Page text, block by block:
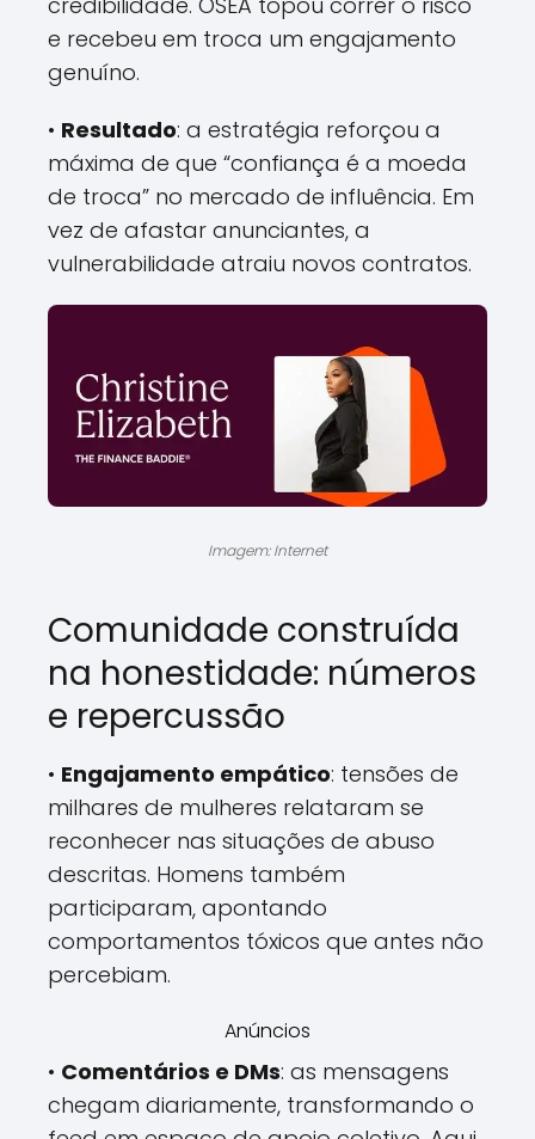
e recebeu em troca um engajamento
genuíno.
• Resultado: a estratégia reforçou a
máxima de que “confiança é a moeda
de troca” no mercado de influência. Em
vez de afastar anunciantes, a
vulnerabilidade atraiu novos contratos.
Imagem: Internet
Comunidade construída
na honestidade: números
e repercussão
• Engajamento empático: tensões de
milhares de mulheres relataram se
reconhecer nas situações de abuso
descritas. Homens também
participaram, apontando
comportamentos tóxicos que antes não
percebiam.
Anúncios
• Comentários e DMs: as mensagens
chegam diariamente, transformando o